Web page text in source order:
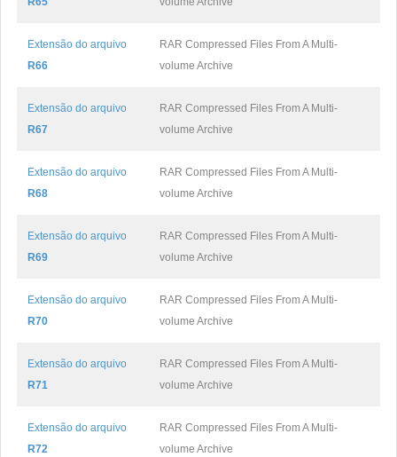
Extensão do arquivo
R66
RAR Compressed Files From A Multi-
volume Archive
Extensão do arquivo
R67
RAR Compressed Files From A Multi-
volume Archive
Extensão do arquivo
R68
RAR Compressed Files From A Multi-
volume Archive
Extensão do arquivo
R69
RAR Compressed Files From A Multi-
volume Archive
Extensão do arquivo
R70
RAR Compressed Files From A Multi-
volume Archive
Extensão do arquivo
R71
RAR Compressed Files From A Multi-
volume Archive
Extensão do arquivo
R72
RAR Compressed Files From A Multi-
volume Archive